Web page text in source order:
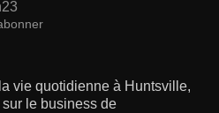
vie quotidienne à Huntsville,
le business de